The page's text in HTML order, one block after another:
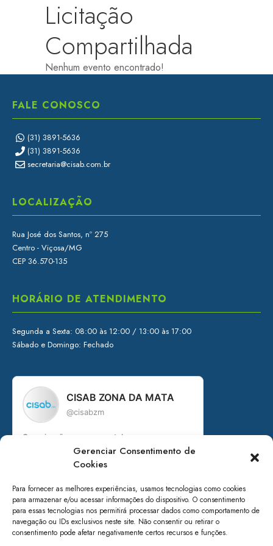
Gerenciar Consentimento de
Cookies
Para fornecer as melhores experiências, usamos tecnologias como cookies
para armazenar e/ou acessar informações do dispositivo. O consentimento
para essas tecnologias nos permitirá processar dados como comportamento de
navegação ou IDs exclusivos neste site. Não consentir ou retirar o
consentimento pode afetar negativamente certos recursos e funções.
Licitação
Compartilhada
Nenhum evento encontrado!
FALE CONOSCO
(31) 3891-5636
(31) 3891-5636
secretaria@cisab.com.br
LOCALIZAÇÃO
Rua José dos Santos, nº 275
Centro - Viçosa/MG
CEP 36.570-135
HORÁRIO DE ATENDIMENTO
Segunda a Sexta: 08:00 às 12:00 / 13:00 às 17:00
Sábado e Domingo: Fechado
CISAB ZONA DA MATA
@cisabzm
Organização governamental
Consórcio Intermunicipal de Saneamento
Básico da Zona da Mata de Minas Gerais
Acesse nossos canais:
linktr.ee/cisabzm5636
CISSA
Assistente Virtual do CISAB